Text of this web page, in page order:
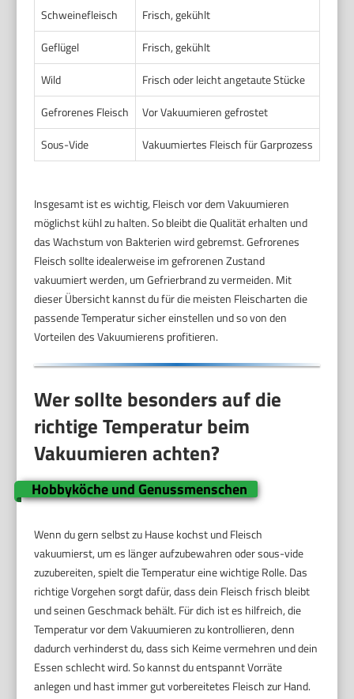
Schweinefleisch Frisch, gekühlt
Geflügel
Frisch, gekühlt
Wild
Frisch oder leicht angetaute Stücke
Gefrorenes Fleisch
Vor Vakuumieren gefrostet
Sous-Vide
Vakuumiertes Fleisch für Garprozess
Insgesamt ist es wichtig, Fleisch vor dem Vakuumieren
möglichst kühl zu halten. So bleibt die Qualität erhalten und
das Wachstum von Bakterien wird gebremst. Gefrorenes
Fleisch sollte idealerweise im gefrorenen Zustand
vakuumiert werden, um Gefrierbrand zu vermeiden. Mit
dieser Übersicht kannst du für die meisten Fleischarten die
passende Temperatur sicher einstellen und so von den
Vorteilen des Vakuumierens profitieren.
Wer sollte besonders auf die
richtige Temperatur beim
Vakuumieren achten?
Hobbyköche und Genussmenschen
Wenn du gern selbst zu Hause kochst und Fleisch
vakuumierst, um es länger aufzubewahren oder sous-vide
zuzubereiten, spielt die Temperatur eine wichtige Rolle. Das
richtige Vorgehen sorgt dafür, dass dein Fleisch frisch bleibt
und seinen Geschmack behält. Für dich ist es hilfreich, die
Temperatur vor dem Vakuumieren zu kontrollieren, denn
dadurch verhinderst du, dass sich Keime vermehren und dein
Essen schlecht wird. So kannst du entspannt Vorräte
anlegen und hast immer gut vorbereitetes Fleisch zur Hand.